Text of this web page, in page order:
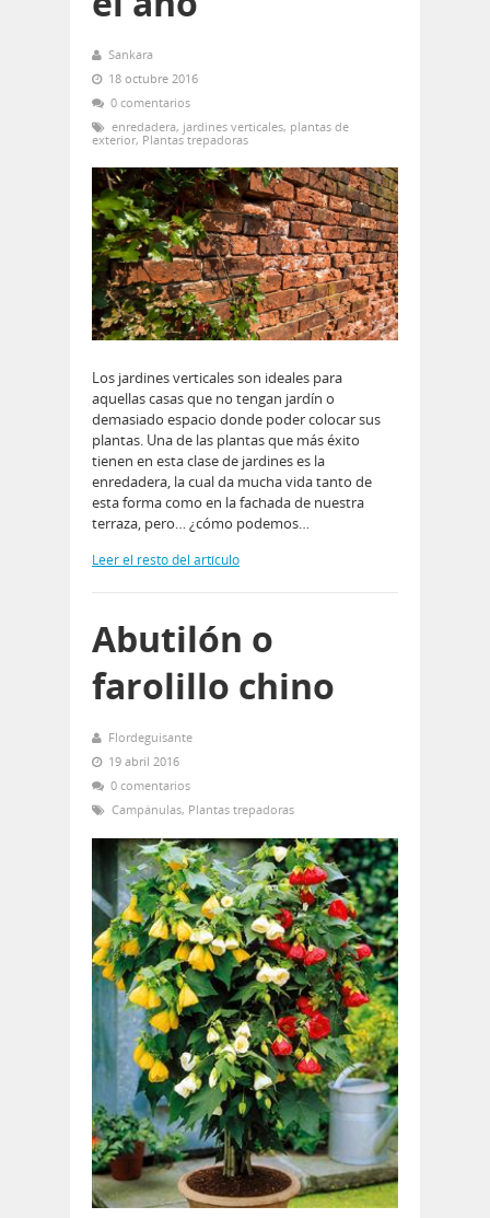
Sankara
18 octubre 2016
0 comentarios
enredadera, jardines verticales, plantas de
exterior, Plantas trepadoras
Los jardines verticales son ideales para
aquellas casas que no tengan jardín o
demasiado espacio donde poder colocar sus
plantas. Una de las plantas que más éxito
tienen en esta clase de jardines es la
enredadera, la cual da mucha vida tanto de
esta forma como en la fachada de nuestra
terraza, pero… ¿cómo podemos…
Leer el resto del artículo
Abutilón o
farolillo chino
Flordeguisante
19 abril 2016
0 comentarios
Campánulas, Plantas trepadoras